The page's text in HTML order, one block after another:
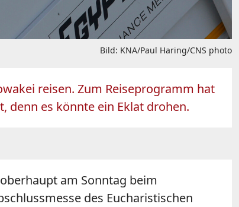
Bild: KNA/Paul Haring/CNS photo
reisen. Zum Reiseprogramm hat
denn es könnte ein Eklat drohen.
am Sonntag beim
des Eucharistischen